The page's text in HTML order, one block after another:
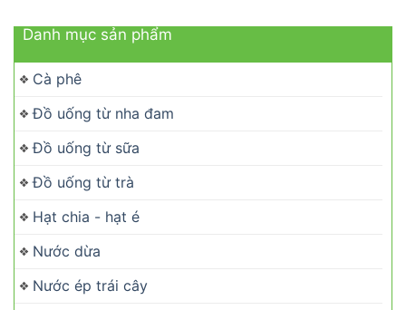
Danh mục sản phẩm
Cà phê
Đồ uống từ nha đam
Đồ uống từ sữa
Đồ uống từ trà
Hạt chia - hạt é
Nước dừa
Nước ép trái cây